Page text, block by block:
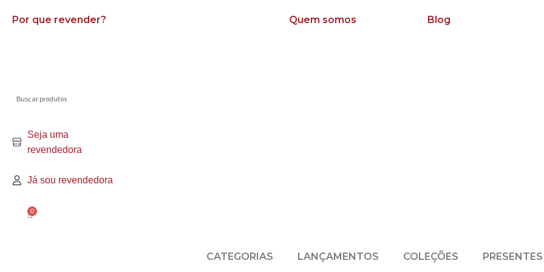
Por que revender? Quem somos Blog
Seja uma
revendedora
Já sou revendedora
0
CATEGORIAS LANÇAMENTOS COLEÇÕES PRESENTES